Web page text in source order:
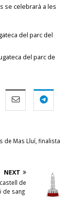
se celebrarà a les
del parc del
del parc de
de Mas Lluí, finalista
NEXT
de
de sang